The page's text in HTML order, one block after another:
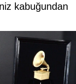
kabuğundan